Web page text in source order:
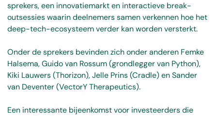
sprekers, een innovatiemarkt en interactieve break-
outsessies waarin deelnemers samen verkennen hoe het
deep-tech-ecosysteem verder kan worden versterkt.
Onder de sprekers bevinden zich onder anderen Femke
Halsema, Guido van Rossum (grondlegger van Python),
Kiki Lauwers (Thorizon), Jelle Prins (Cradle) en Sander
van Deventer (VectorY Therapeutics).
Een interessante bijeenkomst voor investeerders die